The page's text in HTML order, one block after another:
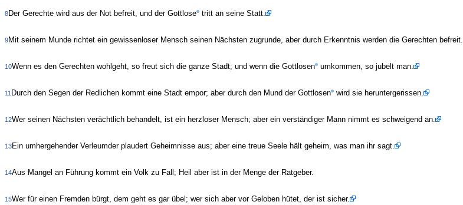
8Der Gerechte wird aus der Not befreit, und der Gottlose tritt an seine Statt.
9Mit seinem Munde richtet ein gewissenloser Mensch seinen Nächsten zugrunde, aber durch Erkenntnis werden die Gerechten befreit.
10Wenn es den Gerechten wohlgeht, so freut sich die ganze Stadt; und wenn die Gottlosen umkommen, so jubelt man.
11 Durch den Segen der Redlichen kommt eine Stadt empor; aber durch den Mund der Gottlosen wird sie heruntergerissen.
12Wer seinen Nächsten verächtlich behandelt, ist ein herzloser Mensch; aber ein verständiger Mann nimmt es schweigend an.
13Ein umhergehender Verleumder plaudert Geheimnisse aus; aber eine treue Seele hält geheim, was man ihr sagt.
14Aus Mangel an Führung kommt ein Volk zu Fall; Heil aber ist in der Menge der Ratgeber.
15Wer für einen Fremden bürgt, dem geht es gar übel; wer sich aber vor Geloben hütet, der ist sicher.